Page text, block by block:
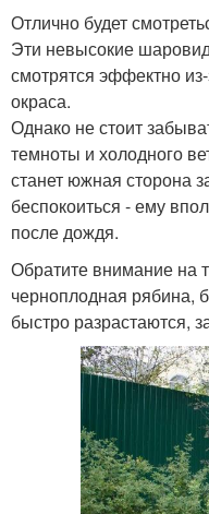
Отлично будет
Эти невысокие
смотрятся эффектно
окраса.
Однако не стоит
темноты и холодного
станет южная сторона
беспокоиться - ему
после дождя.
Обратите внимание на
черноплодная рябина,
быстро разрастаются,